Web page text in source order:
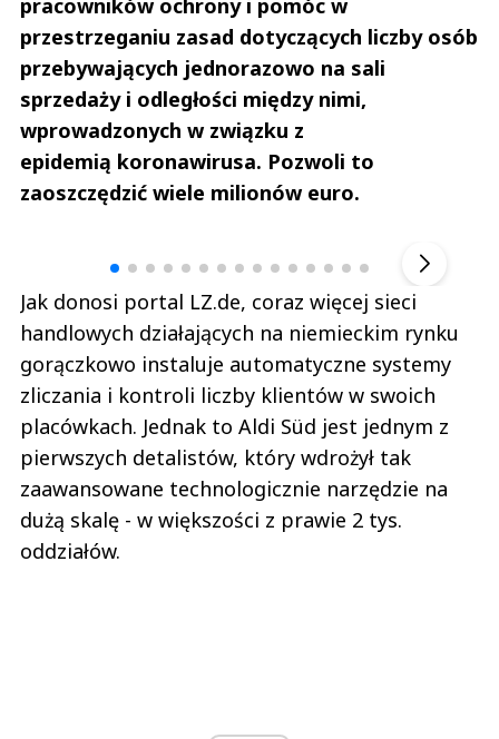
pracowników ochrony i pomóc w
przestrzeganiu zasad dotyczących liczby osób
przebywających jednorazowo na sali
sprzedaży i odległości między nimi,
wprowadzonych w związku z
epidemią koronawirusa. Pozwoli to
zaoszczędzić wiele milionów euro.
Jak donosi portal LZ.de, coraz więcej sieci
handlowych działających na niemieckim rynku
gorączkowo instaluje automatyczne systemy
zliczania i kontroli liczby klientów w swoich
placówkach. Jednak to Aldi Süd jest jednym z
pierwszych detalistów, który wdrożył tak
zaawansowane technologicznie narzędzie na
dużą skalę - w większości z prawie 2 tys.
oddziałów.